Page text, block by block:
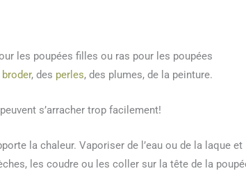
les poupées filles ou ras pour les poupées
, des perles, des plumes, de la peinture.
s’arracher trop facilement!
la chaleur. Vaporiser de l’eau ou de la laque et
les coudre ou les coller sur la tête de la